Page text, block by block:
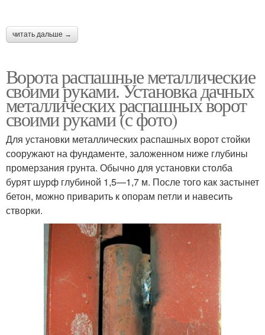
читать дальше →
Ворота распашные металлические
своими руками. Установка дачных
металлических распашных ворот
своими руками (с фото)
Для установки металлических распашных ворот стойки
сооружают на фундаменте, заложенном ниже глубины
промерзания грунта. Обычно для установки столба
бурят шурф глубиной 1,5—1,7 м. После того как застынет
бетон, можно приварить к опорам петли и навесить
створки.